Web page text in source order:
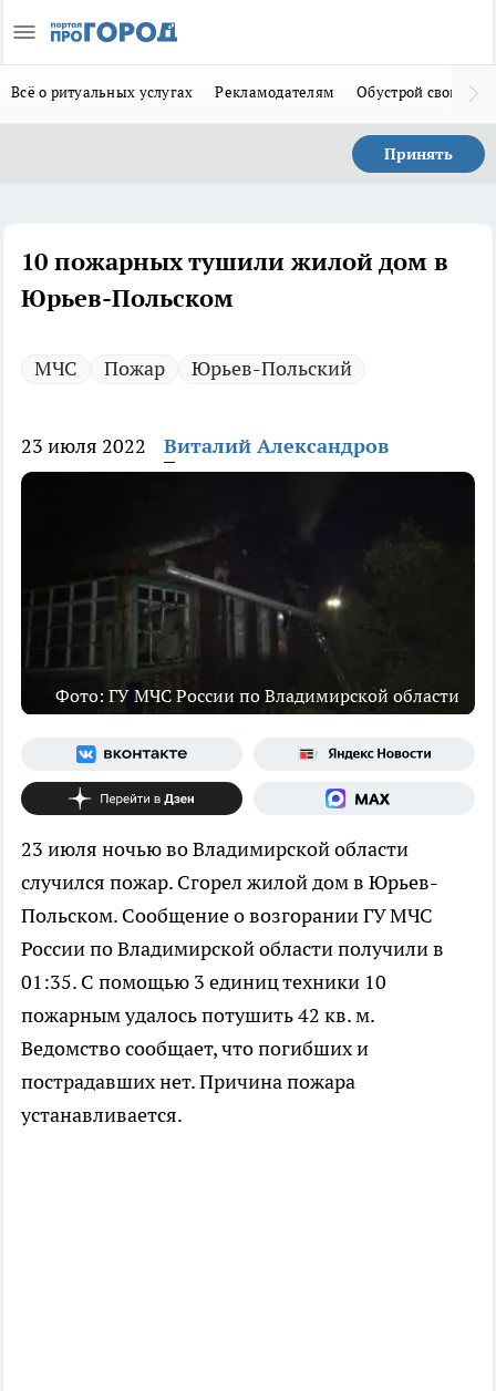
Всё о ритуальных услугах Рекламодателям Обустрой свой дом
Принять
10 пожарных тушили жилой дом в
Юрьев-Польском
МЧС Пожар Юрьев-Польский
23 июля 2022 Виталий Александров
Фото: ГУ МЧС России по Владимирской области
23 июля ночью во Владимирской области
случился пожар. Сгорел жилой дом в Юрьев-
Польском. Сообщение о возгорании ГУ МЧС
России по Владимирской области получили в
01:35. С помощью 3 единиц техники 10
пожарным удалось потушить 42 кв. м.
Ведомство сообщает, что погибших и
пострадавших нет. Причина пожара
устанавливается.